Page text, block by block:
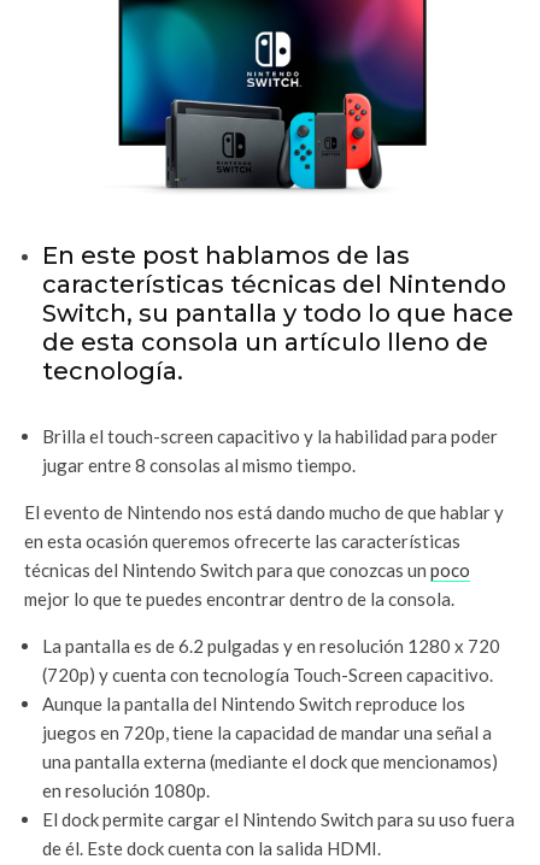
En este post hablamos de las
características técnicas del Nintendo
Switch, su pantalla y todo lo que hace
de esta consola un artículo lleno de
tecnología.
Brilla el touch-screen capacitivo y la habilidad para poder
jugar entre 8 consolas al mismo tiempo.
El evento de Nintendo nos está dando mucho de que hablar y
en esta ocasión queremos ofrecerte las características
técnicas del Nintendo Switch para que conozcas un poco
mejor lo que te puedes encontrar dentro de la consola.
La pantalla es de 6.2 pulgadas y en resolución 1280 x 720
(720p) y cuenta con tecnología Touch-Screen capacitivo.
Aunque la pantalla del Nintendo Switch reproduce los
juegos en 720p, tiene la capacidad de mandar una señal a
una pantalla externa (mediante el dock que mencionamos)
en resolución 1080p.
El dock permite cargar el Nintendo Switch para su uso fuera
de él. Este dock cuenta con la salida HDMI.